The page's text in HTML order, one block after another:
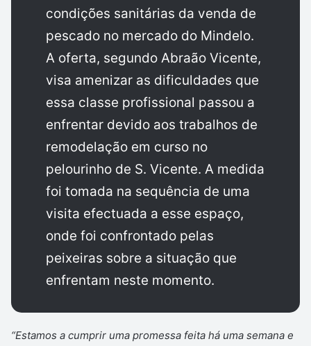
condições sanitárias da venda de
pescado no mercado do Mindelo.
A oferta, segundo Abraão Vicente,
visa amenizar as dificuldades que
essa classe profissional passou a
enfrentar devido aos trabalhos de
remodelação em curso no
pelourinho de S. Vicente. A medida
foi tomada na sequência de uma
visita efectuada a esse espaço,
onde foi confrontado pelas
peixeiras sobre a situação que
enfrentam neste momento.
“Estamos a cumprir uma promessa feita há uma semana e